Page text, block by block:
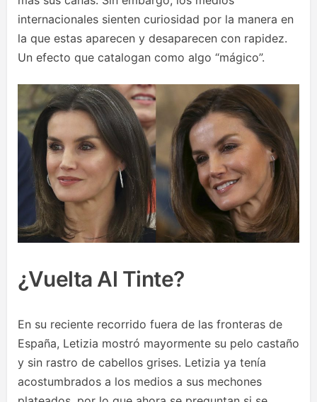
internacionales sienten curiosidad por la manera en
la que estas aparecen y desaparecen con rapidez.
Un efecto que catalogan como algo “mágico”.
¿Vuelta Al Tinte?
En su reciente recorrido fuera de las fronteras de
España, Letizia mostró mayormente su pelo castaño
y sin rastro de cabellos grises. Letizia ya tenía
acostumbrados a los medios a sus mechones